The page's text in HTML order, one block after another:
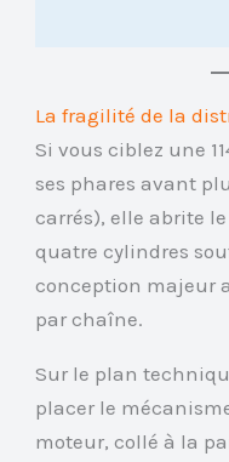
La fragilité de la
Si vous ciblez une
ses phares avant
carrés), elle abrite le
quatre cylindres
conception majeur
par chaîne.
Sur le plan
placer le
moteur, collé à la